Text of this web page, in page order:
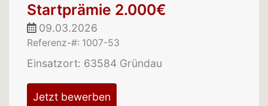
Startprämie 2.000€
09.03.2026
Referenz-#: 1007-53
Einsatzort: 63584 Gründau
Jetzt bewerben